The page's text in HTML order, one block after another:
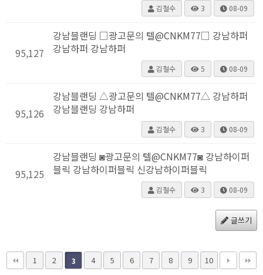
김철수 3 08-09
95,127
강남블랜딩 □광고문의 텔@CNKM77□ 강남하퍼
강남하퍼 강남하퍼
김철수 5 08-09
95,126
강남블랜딩 △광고문의 텔@CNKM77△ 강남하퍼
강남블랜딩 강남하퍼
김철수 3 08-09
95,125
강남블랜딩 ◙광고문의 텔@CNKM77◙ 강남하이퍼
블릭 강남하이퍼블릭 신강남하이퍼블릭
김철수 3 08-09
글쓰기
1 2 3 4 5 6 7 8 9 10